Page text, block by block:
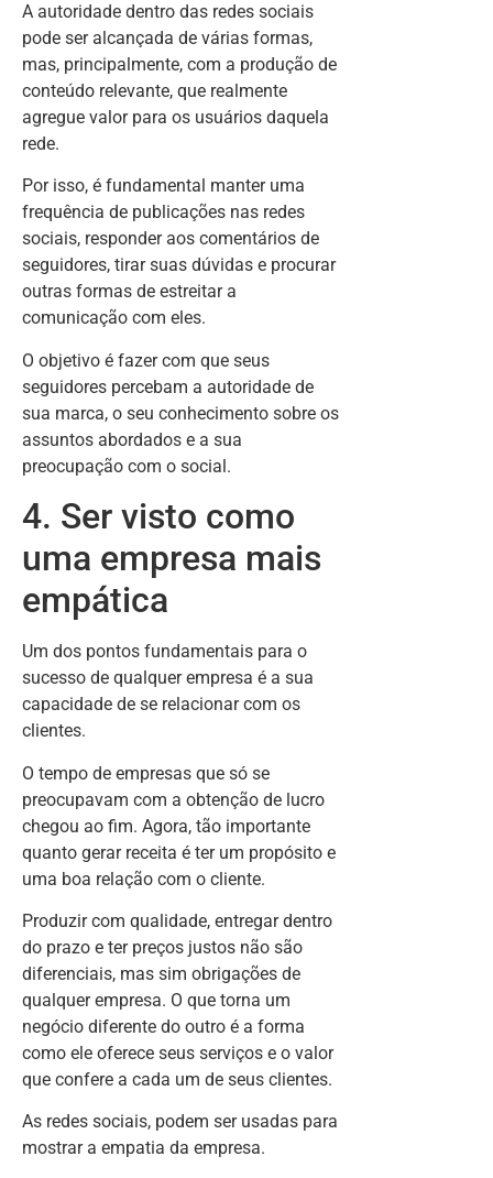
A autoridade dentro das redes sociais
pode ser alcançada de várias formas,
mas, principalmente, com a produção de
conteúdo relevante, que realmente
agregue valor para os usuários daquela
rede.
Por isso, é fundamental manter uma
frequência de publicações nas redes
sociais, responder aos comentários de
seguidores, tirar suas dúvidas e procurar
outras formas de estreitar a
comunicação com eles.
O objetivo é fazer com que seus
seguidores percebam a autoridade de
sua marca, o seu conhecimento sobre os
assuntos abordados e a sua
preocupação com o social.
4. Ser visto como
uma empresa mais
empática
Um dos pontos fundamentais para o
sucesso de qualquer empresa é a sua
capacidade de se relacionar com os
clientes.
O tempo de empresas que só se
preocupavam com a obtenção de lucro
chegou ao fim. Agora, tão importante
quanto gerar receita é ter um propósito e
uma boa relação com o cliente.
Produzir com qualidade, entregar dentro
do prazo e ter preços justos não são
diferenciais, mas sim obrigações de
qualquer empresa. O que torna um
negócio diferente do outro é a forma
como ele oferece seus serviços e o valor
que confere a cada um de seus clientes.
As redes sociais, podem ser usadas para
mostrar a empatia da empresa.